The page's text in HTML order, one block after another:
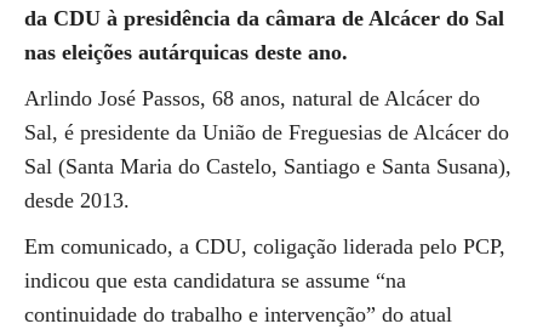
da CDU à presidência da câmara de Alcácer do Sal
nas eleições autárquicas deste ano.
Arlindo José Passos, 68 anos, natural de Alcácer do
Sal, é presidente da União de Freguesias de Alcácer do
Sal (Santa Maria do Castelo, Santiago e Santa Susana),
desde 2013.
Em comunicado, a CDU, coligação liderada pelo PCP,
indicou que esta candidatura se assume “na
continuidade do trabalho e intervenção” do atual